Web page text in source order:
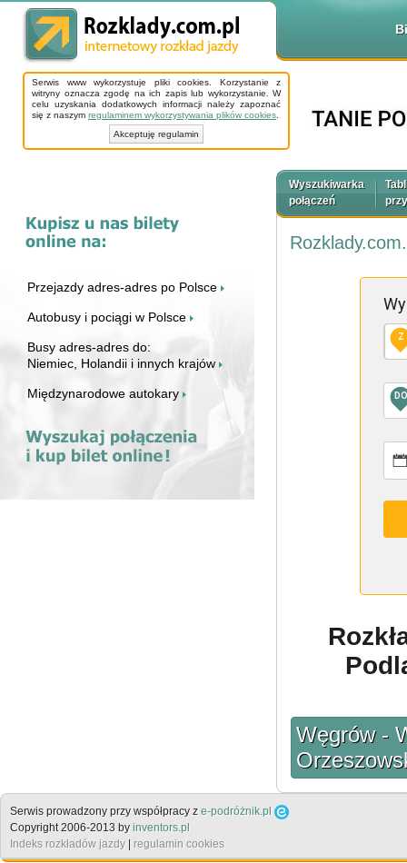
Serwis www wykorzystuje pliki cookies. Korzystanie z
witryny oznacza zgodę na ich zapis lub wykorzystanie. W
celu uzyskania dodatkowych informacji należy zapoznać
się z naszym regulaminem wykorzystywania plików cookies
Akceptuję regulamin
Przejazdy adres-adres po Polsce
Autobusy i pociągi w Polsce
Busy adres-adres do:
Niemiec, Holandii i innych krajów
Międzynarodowe autokary
Wyszukiwarka
połączeń
Z
DO
Węgrów -
Serwis prowadzony przy współpracy z e-podróżnik.pl
Copyright 2006-2013 by inventors.pl
Indeks rozkładów jazdy | regulamin cookies